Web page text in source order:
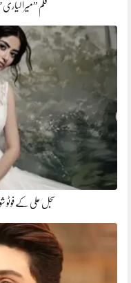
فلم ”میرا
سجل علی کے فوٹو